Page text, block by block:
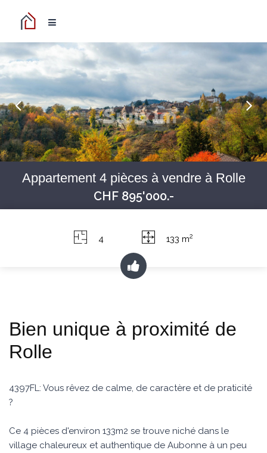
Appartement 4 pièces à vendre à Rolle
CHF 895'000.-
4 133 m2
Bien unique à proximité de
Rolle
4397FL: Vous rêvez de calme, de caractère et de praticité
?
Ce 4 pièces d'environ 133m2 se trouve niché dans le
village chaleureux et authentique de Aubonne à un peu